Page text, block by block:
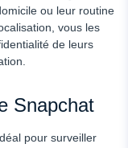
ou leur routine
vous les
de leurs
Snapchat
pour surveiller